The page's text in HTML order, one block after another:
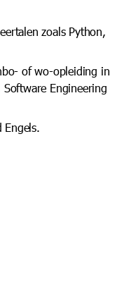
zoals Python,
of wo-opleiding in
Engineering
Engels.